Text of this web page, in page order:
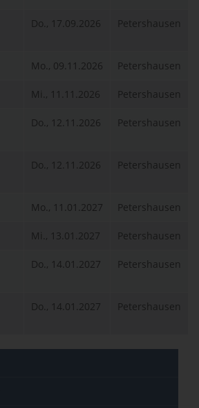
Do., 17.09.2026 Petershausen
Mo., 09.11.2026 Petershausen
Mi., 11.11.2026 Petershausen
Do., 12.11.2026 Petershausen
Do., 12.11.2026 Petershausen
Mo., 11.01.2027 Petershausen
Mi., 13.01.2027 Petershausen
Do., 14.01.2027 Petershausen
Do., 14.01.2027 Petershausen